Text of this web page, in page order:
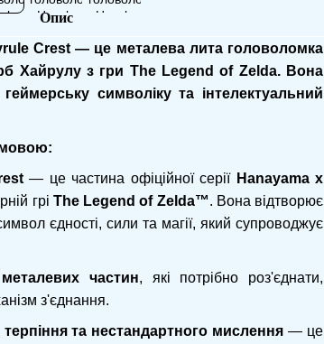
Опис
Crest — це металева лита головоломка
Хайрулу з гри The Legend of Zelda. Вона
символіку та інтелектуальний
мовою:
— це частина офіційної серії Hanayama x
грі The Legend of Zelda™. Вона відтворює
єдності, сили та магії, який супроводжує
частин, які потрібно роз'єднати,
з'єднання.
терпіння та нестандартного мислення — це